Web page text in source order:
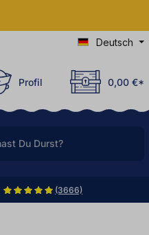
Deutsch
Profil 0,00 €*
(3666)